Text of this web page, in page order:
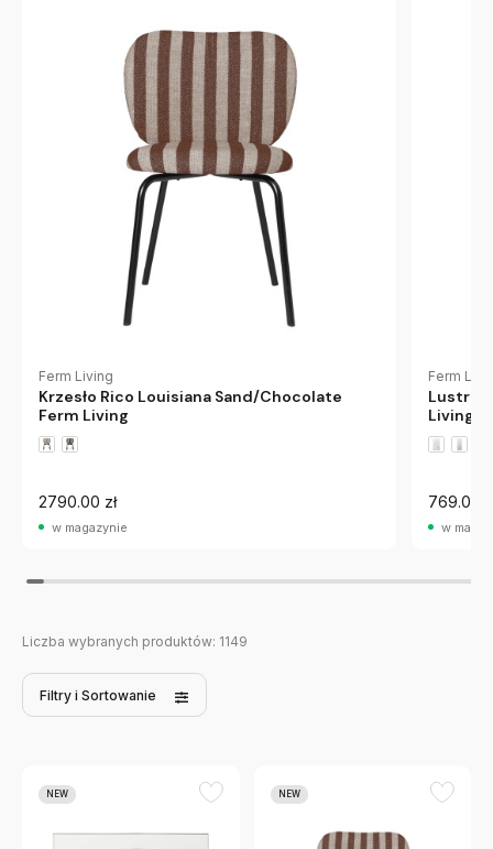
Ferm Living
Krzesło Rico Louisiana Sand/Chocolate
Ferm Living
2790.00 zł
w magazynie
Ferm
Lustro
Living
769.00
w
Liczba wybranych produktów: 1149
Filtry i Sortowanie
NEW NEW